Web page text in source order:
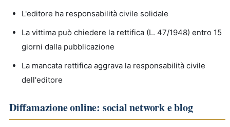
L'editore ha responsabilità civile solidale
La vittima può chiedere la rettifica (L. 47/1948) entro 15
giorni dalla pubblicazione
La mancata rettifica aggrava la responsabilità civile
dell'editore
Diffamazione online: social network e blog